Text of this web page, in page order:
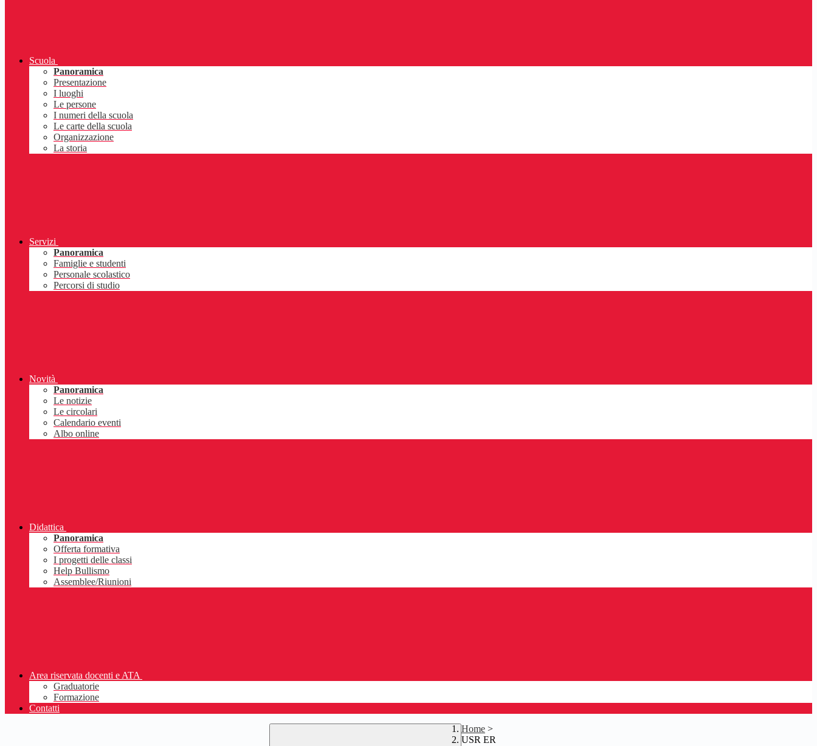
Scuola
Panoramica
Presentazione
I luoghi
Le persone
I numeri della scuola
Le carte della scuola
Organizzazione
La storia
Servizi
Panoramica
Famiglie e studenti
Personale scolastico
Percorsi di studio
Novità
Panoramica
Le notizie
Le circolari
Calendario eventi
Albo online
Didattica
Panoramica
Offerta formativa
I progetti delle classi
Help Bullismo
Assemblee/Riunioni
Area riservata docenti e ATA
Graduatorie
Formazione
Contatti
Home >
USR ER